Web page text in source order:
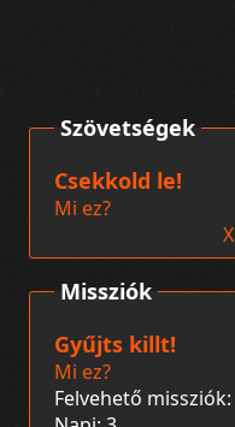
Missziók
Gyűjts killt!
Mi ez?
Felvehető missziók:
Szövetségek
Csekkold le!
Mi ez?
X